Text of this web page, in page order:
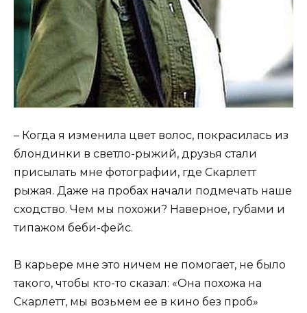
– Когда я изменила цвет волос, покрасилась из
блондинки в светло-рыжий, друзья стали
присылать мне фотографии, где Скарлетт
рыжая. Даже на пробах начали подмечать наше
сходство. Чем мы похожи? Наверное, губами и
типажом беби-фейс.
В карьере мне это ничем не помогает, не было
такого, чтобы кто-то сказал: «Она похожа на
Скарлетт, мы возьмем ее в кино без проб»